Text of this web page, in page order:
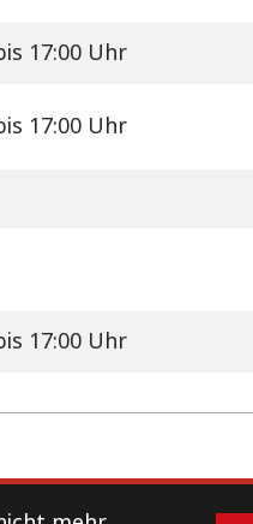
17:00 Uhr
17:00 Uhr
17:00 Uhr